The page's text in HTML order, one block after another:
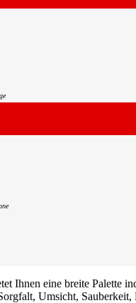
Ihnen eine breite Palette
Umsicht,